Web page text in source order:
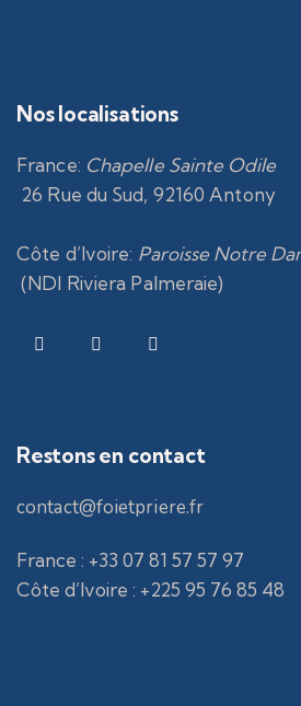
Nos localisations
France: Chapelle Sainte Odile
26 Rue du Sud, 92160 Antony
Côte d’Ivoire: Paroisse Notre
(NDI Riviera Palmeraie)
Restons en contact
contact@foietpriere.fr
France : +33 07 81 57 57 97
Côte d’Ivoire : +225 95 76 85 48